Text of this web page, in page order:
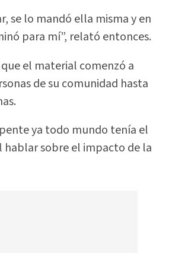
se lo mandó ella misma y en
para mí”, relató entonces.
el material comenzó a
de su comunidad hasta
ya todo mundo tenía el
hablar sobre el impacto de la